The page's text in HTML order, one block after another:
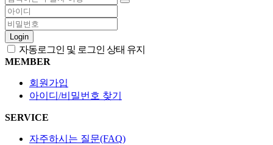
Login
자동로그인 및 로그인 상태 유지
MEMBER
회원가입
아이디/비밀번호 찾기
SERVICE
자주하시는 질문(FAQ)